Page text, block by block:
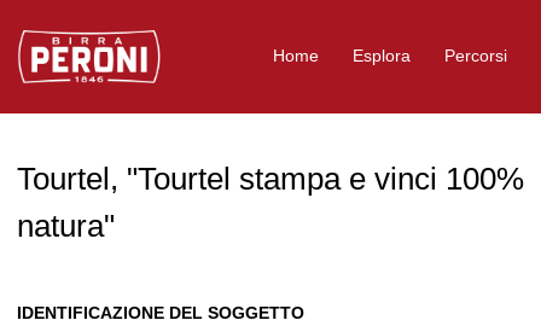
Logo Birra Peroni
Home Esplora Percorsi
Tourtel, "Tourtel stampa e vinci 100%
natura"
IDENTIFICAZIONE DEL SOGGETTO